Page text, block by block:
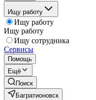
Ищу работу
Ищу работу
Ищу работу
Ищу сотрудника
Сервисы
Помощь
Ещё
Поиск
Багратионовск